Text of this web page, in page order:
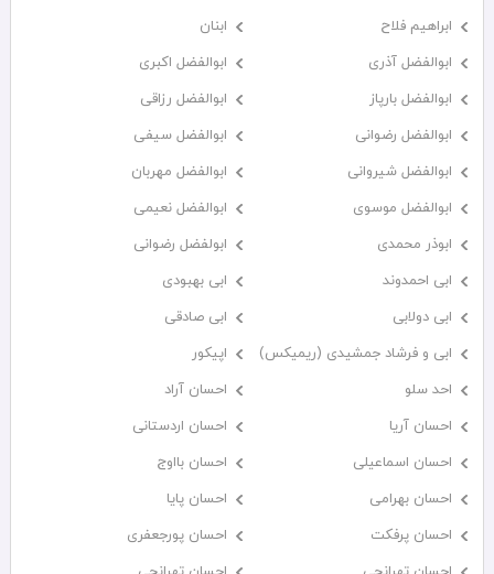
ابراهیم فلاح
ابنان
ابوالفضل آذری
ابوالفضل اکبری
ابوالفضل بارپاز
ابوالفضل رزاقی
ابوالفضل رضوانی
ابوالفضل سیفی
ابوالفضل شیروانی
ابوالفضل مهربان
ابوالفضل موسوی
ابوالفضل نعیمی
ابوذر محمدی
ابولفضل رضوانی
ابی احمدوند
ابی بهبودی
ابی دولابی
ابی صادقی
ابی و فرشاد جمشیدی (ریمیکس)
اپیکور
احد سلو
احسان آراد
احسان آریا
احسان اردستانی
احسان اسماعیلی
احسان بااوج
احسان بهرامی
احسان پایا
احسان پرفکت
احسان پورجعفری